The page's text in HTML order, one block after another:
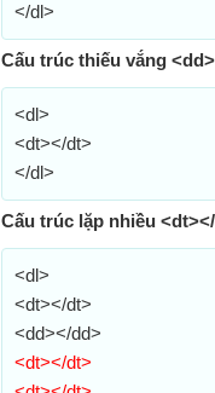
</dl>
Cấu trúc thiếu vắng
<dl>
<dt></dt>
</dl>
Cấu trúc lặp nhiều
<dl>
<dt></dt>
<dd></dd>
<dt></dt>